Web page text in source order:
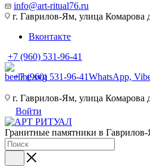
info@art-ritual76.ru
г. Гаврилов-Ям, улица Комарова
Вконтакте
+7 (960) 531-96-41
+7 (960) 531-96-41WhatsApp,
г. Гаврилов-Ям, улица Комарова
Войти
Гранитные памятники в